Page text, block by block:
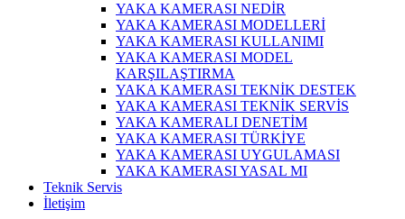
YAKA KAMERASI NEDİR
YAKA KAMERASI MODELLERİ
YAKA KAMERASI KULLANIMI
YAKA KAMERASI MODEL
KARŞILAŞTIRMA
YAKA KAMERASI TEKNİK DESTEK
YAKA KAMERASI TEKNİK SERVİS
YAKA KAMERALI DENETİM
YAKA KAMERASI TÜRKİYE
YAKA KAMERASI UYGULAMASI
YAKA KAMERASI YASAL MI
Teknik Servis
İletişim